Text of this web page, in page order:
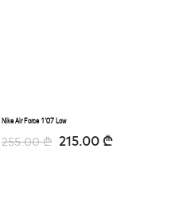
Nike Air Force 1’07 Low
255.00₾ 215.00 ₾